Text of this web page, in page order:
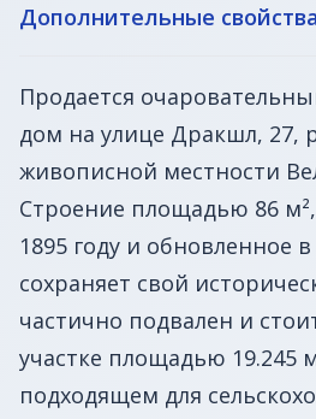
Дополнительные
Продается
дом на улице Дракшл, 27,
живописной местности
Строение площадью 86
1895 году и обновленное в
сохраняет свой
частично подвален и
участке площадью 19.245
подходящем для